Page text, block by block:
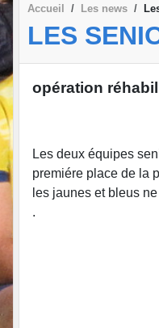
Accueil Les news
LES
opération
Les deux équipes
premiére place de la
les jaunes et bleus
.